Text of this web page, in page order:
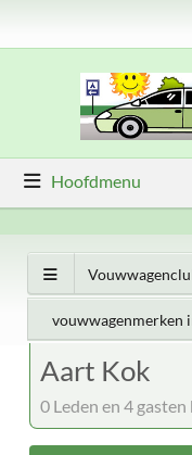
Hoofdmenu
vouwwagenmerken
Aart Kok
0 Leden en 4